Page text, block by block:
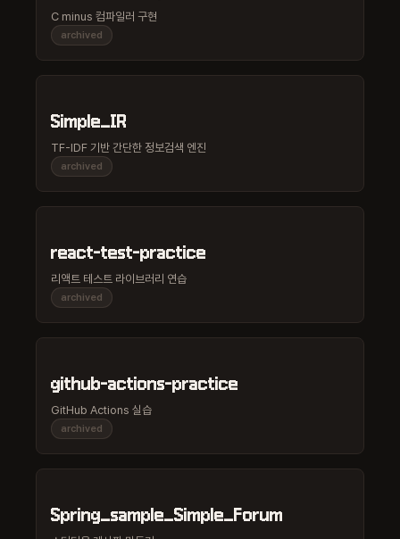
C minus 컴파일러 구현
archived
Simple_IR
TF-IDF 기반 간단한 정보검색 엔진
archived
react-test-practice
리액트 테스트 라이브러리 연습
archived
github-actions-practice
GitHub Actions 실습
archived
Spring_sample_Simple_Forum